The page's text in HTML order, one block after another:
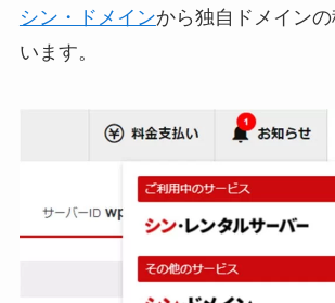
シン・ドメインから独自ドメイン
います。